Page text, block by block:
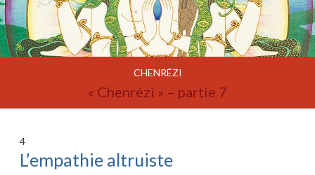
CHENRÉZI
« Chenrézi » – partie 7
4
L’empathie altruiste